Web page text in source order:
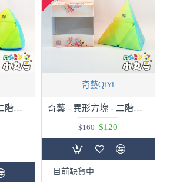
奇藝 - 異形方塊 - 二階魔粽 2x2 pillowed pyramorphix - 果凍色
奇藝QiYi
奇藝 - 異形方塊 - 二階金字塔 - 果凍色
$120
$160
目前缺貨中